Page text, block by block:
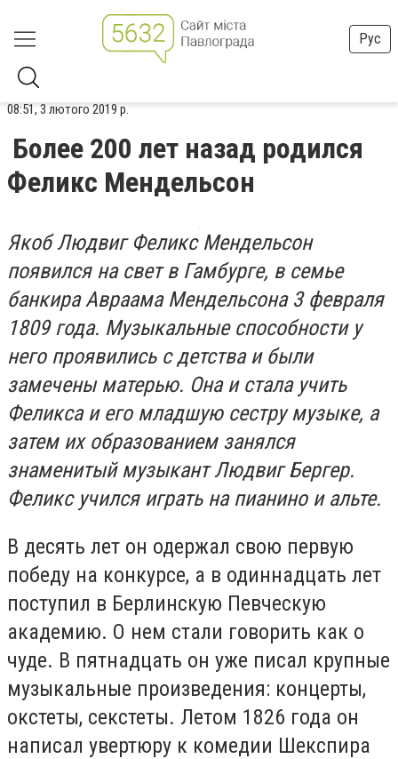
Рус
08:51, 3 лютого 2019 р.
Более 200 лет назад родился
Феликс Мендельсон
Якоб Людвиг Феликс Мендельсон
появился на свет в Гамбурге, в семье
банкира Авраама Мендельсона 3 февраля
1809 года. Музыкальные способности у
него проявились с детства и были
замечены матерью. Она и стала учить
Феликса и его младшую сестру музыке, а
затем их образованием занялся
знаменитый музыкант Людвиг Бергер.
Феликс учился играть на пианино и альте.
В десять лет он одержал свою первую
победу на конкурсе, а в одиннадцать лет
поступил в Берлинскую Певческую
академию. О нем стали говорить как о
чуде. В пятнадцать он уже писал крупные
музыкальные произведения: концерты,
окстеты, секстеты. Летом 1826 года он
написал увертюру к комедии Шекспира